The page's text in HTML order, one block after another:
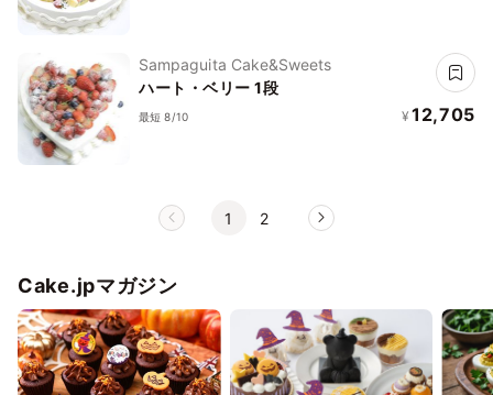
Sampaguita Cake&Sweets
ハート・ベリー 1段
最短 8/10 ¥ 12,705
1 2
Cake.jpマガジン